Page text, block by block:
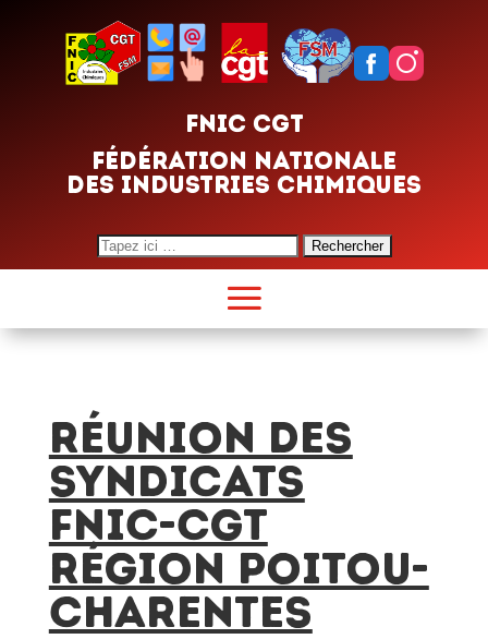
FNIC CGT
FÉDÉRATION NATIONALE
DES INDUSTRIES CHIMIQUES
Search
for:
RÉUNION DES
SYNDICATS
FNIC-CGT
RÉGION POITOU-
CHARENTES